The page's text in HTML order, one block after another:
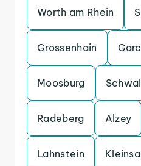
Worth am Rhein
Grossenhain
Moosburg
Radeberg Alzey
Lahnstein